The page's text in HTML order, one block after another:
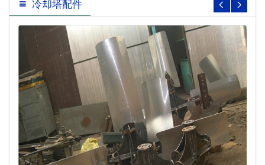
冷却塔配件